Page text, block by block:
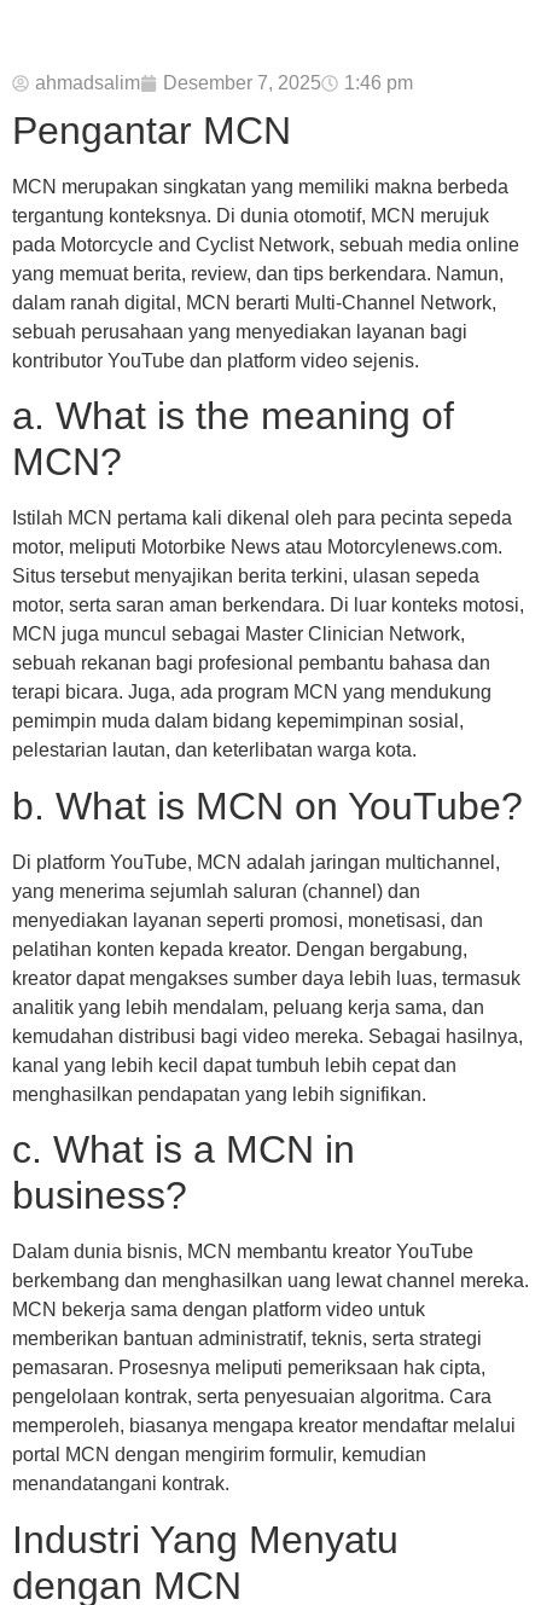
ahmadsalim Desember 7, 2025 1:46 pm
Pengantar MCN
MCN merupakan singkatan yang memiliki makna berbeda
tergantung konteksnya. Di dunia otomotif, MCN merujuk
pada Motorcycle and Cyclist Network, sebuah media online
yang memuat berita, review, dan tips berkendara. Namun,
dalam ranah digital, MCN berarti Multi‑Channel Network,
sebuah perusahaan yang menyediakan layanan bagi
kontributor YouTube dan platform video sejenis.
a. What is the meaning of
MCN?
Istilah MCN pertama kali dikenal oleh para pecinta sepeda
motor, meliputi Motorbike News atau Motorcylenews.com.
Situs tersebut menyajikan berita terkini, ulasan sepeda
motor, serta saran aman berkendara. Di luar konteks motosi,
MCN juga muncul sebagai Master Clinician Network,
sebuah rekanan bagi profesional pembantu bahasa dan
terapi bicara. Juga, ada program MCN yang mendukung
pemimpin muda dalam bidang kepemimpinan sosial,
pelestarian lautan, dan keterlibatan warga kota.
b. What is MCN on YouTube?
Di platform YouTube, MCN adalah jaringan multichannel,
yang menerima sejumlah saluran (channel) dan
menyediakan layanan seperti promosi, monetisasi, dan
pelatihan konten kepada kreator. Dengan bergabung,
kreator dapat mengakses sumber daya lebih luas, termasuk
analitik yang lebih mendalam, peluang kerja sama, dan
kemudahan distribusi bagi video mereka. Sebagai hasilnya,
kanal yang lebih kecil dapat tumbuh lebih cepat dan
menghasilkan pendapatan yang lebih signifikan.
c. What is a MCN in
business?
Dalam dunia bisnis, MCN membantu kreator YouTube
berkembang dan menghasilkan uang lewat channel mereka.
MCN bekerja sama dengan platform video untuk
memberikan bantuan administratif, teknis, serta strategi
pemasaran. Prosesnya meliputi pemeriksaan hak cipta,
pengelolaan kontrak, serta penyesuaian algoritma. Cara
memperoleh, biasanya mengapa kreator mendaftar melalui
portal MCN dengan mengirim formulir, kemudian
menandatangani kontrak.
Industri Yang Menyatu
dengan MCN